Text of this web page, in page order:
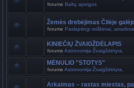
forume Baltų apeigos
Žemės drebėjimas Čilėje
forume Paslaptingi reiškiniai,
KINIEČIŲ ŽVAIGŽDĖLAPIS
forume Astronomija-Žvaigždėtyra,
MĖNULIO "STOTYS"
forume Astronomija-Žvaigždėtyra,
Arkaimas – rastas miestas,